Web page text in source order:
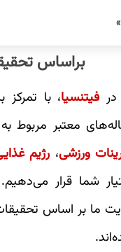
براساس
فیتنسیا، با تمرکز
معتبر مربوط
ورزشی، رژیم
شما قرار
ما بر اساس